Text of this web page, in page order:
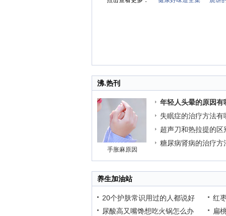
沸.热刊
手胀麻原因
年轻人头晕的原因有
失眠症的治疗方法有
超声刀和热拉提的区
糖尿病肾病的治疗方
养生加油站
20个护肤常识用过的人都说好
尿酸高又嘴馋想吃火锅怎么办
红
扁